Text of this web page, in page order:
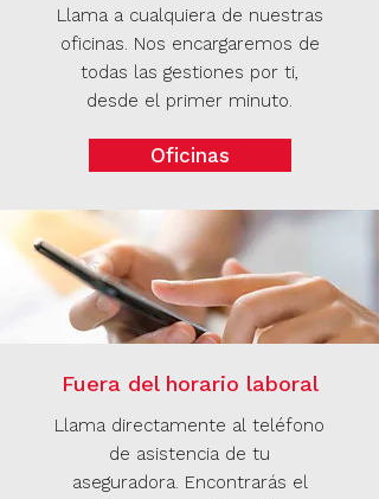
Llama a cualquiera de nuestras
oficinas. Nos encargaremos de
todas las gestiones por ti,
desde el primer minuto.
Oficinas
Fuera del horario laboral
Llama directamente al teléfono
de asistencia de tu
aseguradora. Encontrarás el